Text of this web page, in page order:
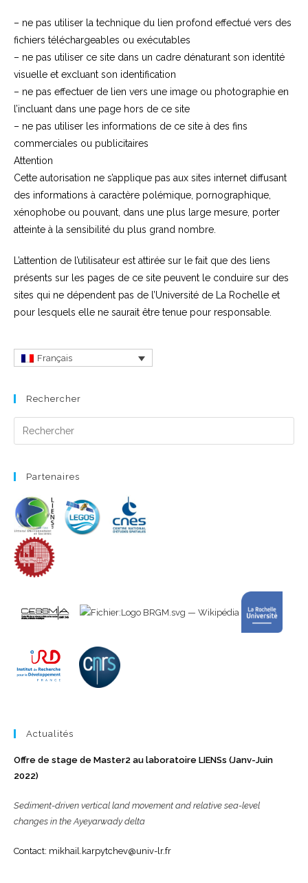
– ne pas utiliser la technique du lien profond effectué vers des
fichiers téléchargeables ou exécutables
– ne pas utiliser ce site dans un cadre dénaturant son identité
visuelle et excluant son identification
– ne pas effectuer de lien vers une image ou photographie en
l’incluant dans une page hors de ce site
– ne pas utiliser les informations de ce site à des fins
commerciales ou publicitaires
Attention
Cette autorisation ne s’applique pas aux sites internet diffusant
des informations à caractère polémique, pornographique,
xénophobe ou pouvant, dans une plus large mesure, porter
atteinte à la sensibilité du plus grand nombre.
L’attention de l’utilisateur est attirée sur le fait que des liens
présents sur les pages de ce site peuvent le conduire sur des
sites qui ne dépendent pas de l’Université de La Rochelle et
pour lesquels elle ne saurait être tenue pour responsable.
Français
Rechercher
Partenaires
Actualités
Offre de stage de Master2 au laboratoire LIENSs (Janv-Juin
2022)
Sediment-driven vertical land movement and relative sea-level
changes in the Ayeyarwady delta
Contact: mikhail.karpytchev@univ-lr.fr